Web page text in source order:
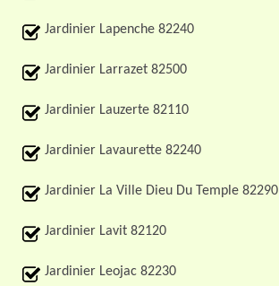
Jardinier Lapenche 82240
Jardinier Larrazet 82500
Jardinier Lauzerte 82110
Jardinier Lavaurette 82240
Jardinier La Ville Dieu Du Temple 82290
Jardinier Lavit 82120
Jardinier Leojac 82230